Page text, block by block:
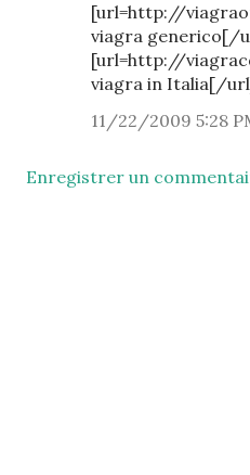
[url=http://
viagra generico[/
[url=http://
viagra in Italia[/
11/22/2009 5:28
Enregistrer un